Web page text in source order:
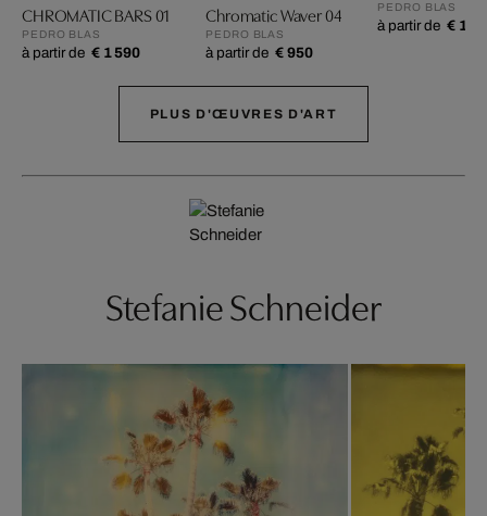
CHROMATIC BARS 01
PEDRO BLAS
à partir de € 1 590
Chromatic Waver 04
PEDRO BLAS
à partir de € 950
PEDRO BLAS
à partir de € 1
PLUS D'ŒUVRES D'ART
Stefanie Schneider